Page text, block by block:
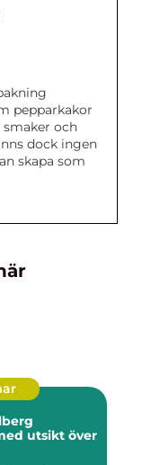
pepparkakor
och
dock ingen
skapa som
utsikt över